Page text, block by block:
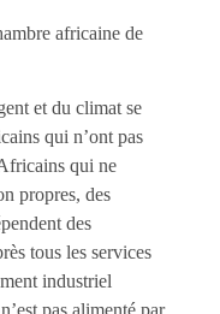
africaine de
et du climat se
qui n’ont pas
qui ne
propres, des
des
tous les services
industriel